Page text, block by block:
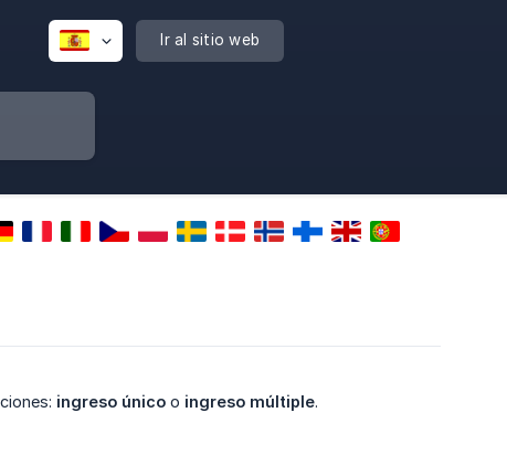
Ir al sitio web
ingreso único o ingreso múltiple.